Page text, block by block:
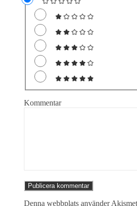
Kommentar
Denna webbplats använder